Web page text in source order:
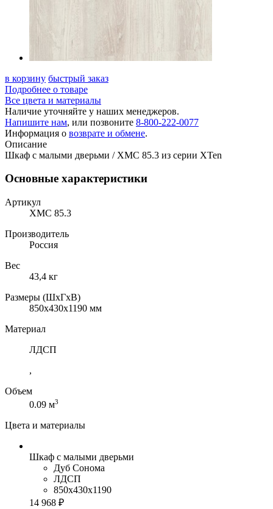
в корзину быстрый заказ
Подробнее о товаре
Все цвета и материалы
Наличие уточняйте у наших менеджеров.
Напишите нам, или позвоните 8-800-222-0077
Информация о возврате и обмене.
Описание
Шкаф с малыми дверьми / XMC 85.3 из серии XTen
Основные характеристики
Артикул
XMC 85.3
Производитель
Россия
Вес
43,4 кг
Размеры (ШхГхВ)
850x430x1190 мм
Материал
ЛДСП
,
Объем
0.09 м3
Цвета и материалы
Шкаф с малыми дверьми
Дуб Сонома
ЛДСП
850x430x1190
14 968 ₽